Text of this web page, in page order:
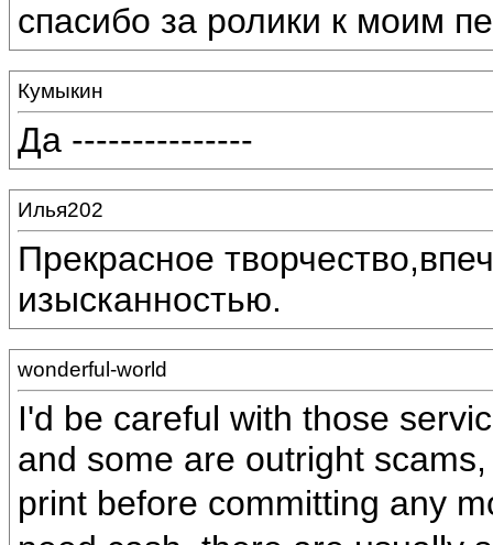
спасибо за ролики к моим
Кумыкин
Да ---------------
Илья202
Прекрасное
изысканностью.
wonderful-world
I'd be careful with those
and some are outright
print before committing any